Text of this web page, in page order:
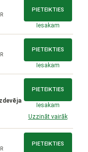
PIETEIKTIES
Iesakam
PIETEIKTIES
Iesakam
PIETEIKTIES
Iesakam
Uzzināt vairāk
PIETEIKTIES